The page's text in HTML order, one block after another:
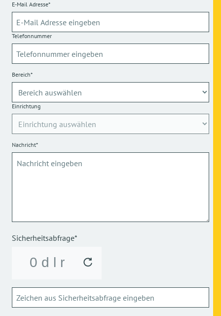
E-Mail Adresse*
Telefonnummer
Bereich*
Einrichtung
Nachricht*
Sicherheitsabfrage*